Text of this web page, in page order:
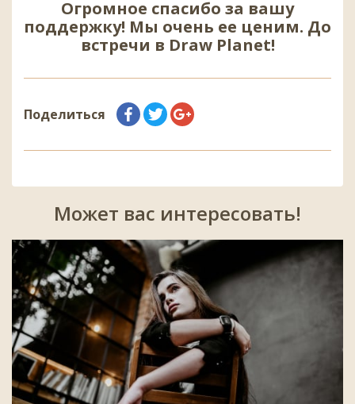
Огромное спасибо за вашу
поддержку! Мы очень ее ценим. До
встречи в Draw Planet!
Поделиться
Может вас интересовать!